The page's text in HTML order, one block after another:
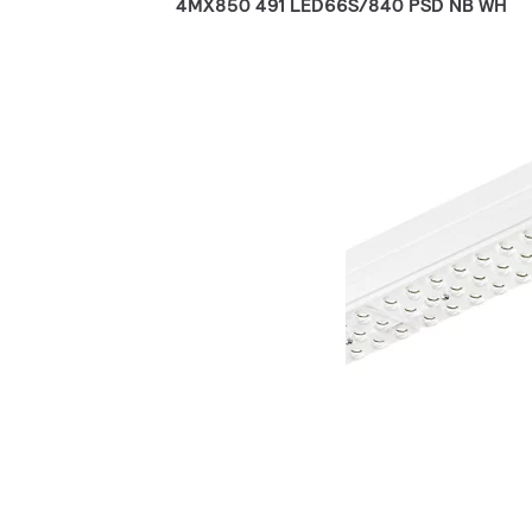
4MX850 491 LED66S/840 PSD NB WH